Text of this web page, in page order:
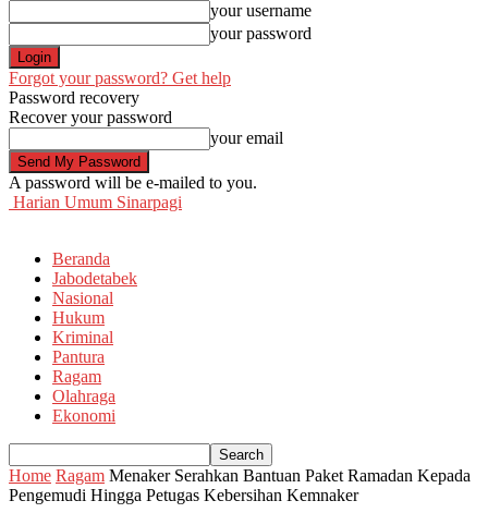
your username
your password
Forgot your password? Get help
Password recovery
Recover your password
your email
A password will be e-mailed to you.
Harian Umum Sinarpagi
Beranda
Jabodetabek
Nasional
Hukum
Kriminal
Pantura
Ragam
Olahraga
Ekonomi
Home Ragam Menaker Serahkan Bantuan Paket Ramadan Kepada
Pengemudi Hingga Petugas Kebersihan Kemnaker